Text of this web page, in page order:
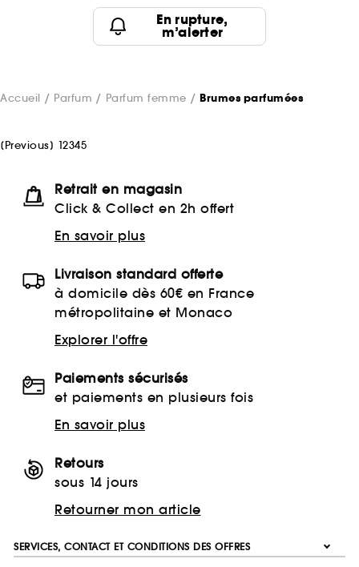
En rupture,
m’alerter
Accueil Parfum Parfum femme Brumes parfumées
[Previous] 12345
Retrait en magasin
Click & Collect en 2h offert
En savoir plus
Livraison standard offerte
à domicile dès 60€ en France
métropolitaine et Monaco
Explorer l'offre
Paiements sécurisés
et paiements en plusieurs fois
En savoir plus
Retours
sous 14 jours
Retourner mon article
SERVICES, CONTACT ET CONDITIONS DES OFFRES